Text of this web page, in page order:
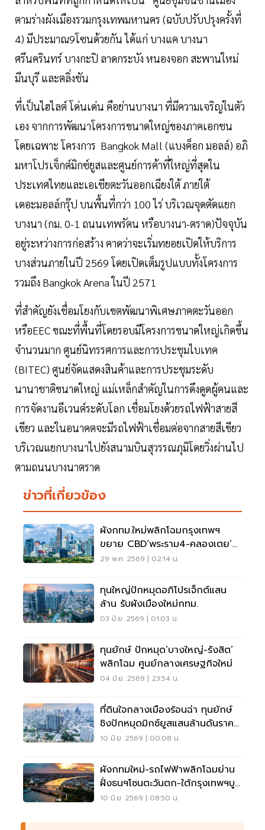
ตามร่างผังเมืองรวมกรุงเทพมหานคร (ฉบับปรับปรุงครั้งที่
4) มีประมาณ9โซนด้วยกัน ได้แก่ บางแค บางนา
ศรีนครินทร์ บางกะปิ ลาดกระบัง หนองจอก สะพานใหม่
มีนบุรี และตลิ่งชัน
ที่เป็นไฮไลต์ โด่นเด่น คือย่านบางนา ที่มีความเจริญในตัว
เอง จากการพัฒนาโครงการขนาดใหญ่ของภาคเอกชน
โดยเฉพาะ โครงการ Bangkok Mall (แบงค็อก มอลล์) อภิ
มหาโปรเจ็กต์มิกซ์ยูสและศูนย์การค้าที่ใหญ่ที่สุดใน
ประเทศไทยและเอเชียตะวันออกเฉียงใต้ ภายใต้
เดอะมอลล์กรุ๊ป บนพื้นที่กว่า 100 ไร่ บริเวณจุดตัดแยก
บางนา (กม. 0-1 ถนนเทพรัตน หรือบางนา-ตราด)ปัจจุบัน
อยู่ระหว่างการก่อสร้าง คาดว่าจะเริ่มทยอยเปิดให้บริการ
บางส่วนภายในปี 2569 โดยเปิดเต็มรูปแบบทั้งโครงการ
รวมถึง Bangkok Arena ในปี 2571
ที่สำคัญยังเชื่อมโยงกับเขตพัฒนาพิเศษภาคตะวันออก
หรือEEC ขณะที่พื้นที่โดยรอบมีโครงการขนาดใหญ่เกิดขึ้น
จำนวนมาก ศูนย์นิทรรศการและการประชุมไบเทค
(BITEC) ศูนย์จัดแสดงสินค้าและการประชุมระดับ
นานาชาติขนาดใหญ่ แม่เหล็กสำคัญในการดึงดูดผู้คนและ
การจัดงานอีเวนต์ระดับโลก เชื่อมโยงด้วยรถไฟฟ้าสายสี
เขียว และในอนาคตจะมีรถไฟฟ้าเชื่อมต่อจากสายสีเขียว
บริเวณแยกบางนาไปยังสนามบินสุวรรณภุมิโดยวิ่งผ่านไป
ตามถนนบางนาตราด
ข่าวที่เกี่ยวข้อง
ผังกทม.ใหม่พลิกโฉมกรุงเทพฯ
ขยาย CBD‘พระราม4-คลองเตย’
ดันที่ดินบิ๊กทุน-รัฐได้อานิสงส์
29 พ.ค. 2569 | 02:14 น.
ทุนใหญ่ปักหมุดอภิโปรเจ็กต์แสน
ล้าน รับผังเมืองใหม่กทม.
03 มิ.ย. 2569 | 01:03 น.
ทุนยักษ์ ปักหมุด‘บางใหญ่-รังสิต’
พลิกโฉม ศูนย์กลางเศรษฐกิจใหม่
04 มิ.ย. 2569 | 23:54 น.
ที่ดินใจกลางเมืองร้อนฉ่า ทุนยักษ์
ชิงปักหมุดมิกซ์ยูสแสนล้านดันราคา
ที่ดินพุ่ง
10 มิ.ย. 2569 | 00:08 น.
ผังกทมใหม่-รถไฟฟ้าพลิกโฉมย่าน
ฝั่งธนฯโซนตะวันตก-ใต้กรุงเทพฯบูม
ตึกสูง
10 มิ.ย. 2569 | 08:50 น.